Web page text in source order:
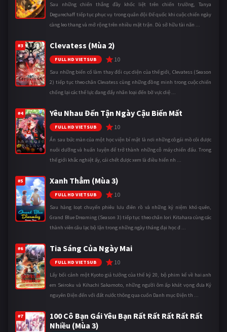
Sau những chiến thắng đầy khốc liệt trên chiến trường, Tanya
Degurechaff tiếp tục phục vụ trong quân đội Đế quốc khi cuộc chiến ngày
càng leo thang và mở rộng trên nhiều mặt trận. Dù sở hữu tài năn ...
#3 Clevatess (Mùa 2)
FULL HD VIETSUB 10
Sau những biến cố làm thay đổi cục diện của thế giới, Clevatess (Season
2) tiếp tục theo chân Clevatess cùng những đồng minh trong cuộc chiến
chống lại các thế lực đang đẩy nhân loại đến bờ vực diệ ...
#4 Yêu Nhau Đến Tận Ngày Cậu Biến Mất
FULL HD VIETSUB 10
Ẩn sau bức màn của một học viện bí mật là nơi những cô gái mồ côi được
nuôi dưỡng và huấn luyện để trở thành những cỗ máy chiến đấu. Trong
thế giới khắc nghiệt ấy, cái chết được xem là điều hiển nh ...
#5 Xanh Thẳm (Mùa 3)
FULL HD VIETSUB 10
Sau hàng loạt chuyến phiêu lưu điên rồ và những kỷ niệm khó quên,
Grand Blue Dreaming (Season 3) tiếp tục theo chân Iori Kitahara cùng các
thành viên câu lạc bộ lặn trong những ngày tháng đại học đ ...
#6 Tia Sáng Của Ngày Mai
FULL HD VIETSUB 10
Lấy bối cảnh một Kyoto giả tưởng của thế kỷ 20, bộ phim kể về hai anh
em Seiroku và Kihachi Sakamoto, những người ôm ấp khát vọng đưa Kỷ
nguyên Điện đến với đất nước thông qua cuốn Danh mục Điện th ...
#7
100 Cô Bạn Gái Yêu Bạn Rất Rất Rất Rất Rất
Nhiều (Mùa 3)